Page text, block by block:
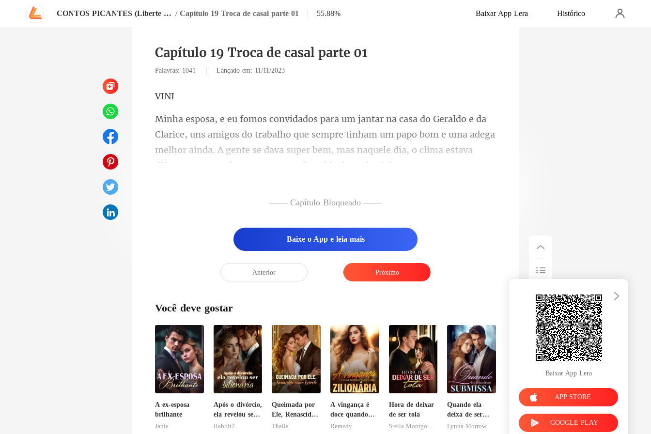
CONTOS PICANTES (Liberte o seu prazer) / Capítulo 19 Troca de casal parte 01 | 55.88% Baixar App Lera Histórico
Capítulo 19 Troca de casal parte 01
Palavras: 1041 | Lançado em: 11/11/2023
I
s do trabalho que sempre tinham um papo bom e uma adega
melhor ainda. A gente se dava super b
—— Capítulo Bloqueado ——
Baixe o App e leia mais
Anterior Próximo
Você deve gostar
A ex-esposa
brilhante
Janie
Após o divórcio,
ela revelou ser
bilionária
Rabbit2
Queimada por
Ele, Renascida
como Estrela
Thalia
A vingança é
doce quando
você é uma
Remedy
Hora de deixar
de ser tola
Quando ela
deixa de ser
submissa
Lynna Morrow
Baixar App Lera
APP STORE
GOOGLE PLAY